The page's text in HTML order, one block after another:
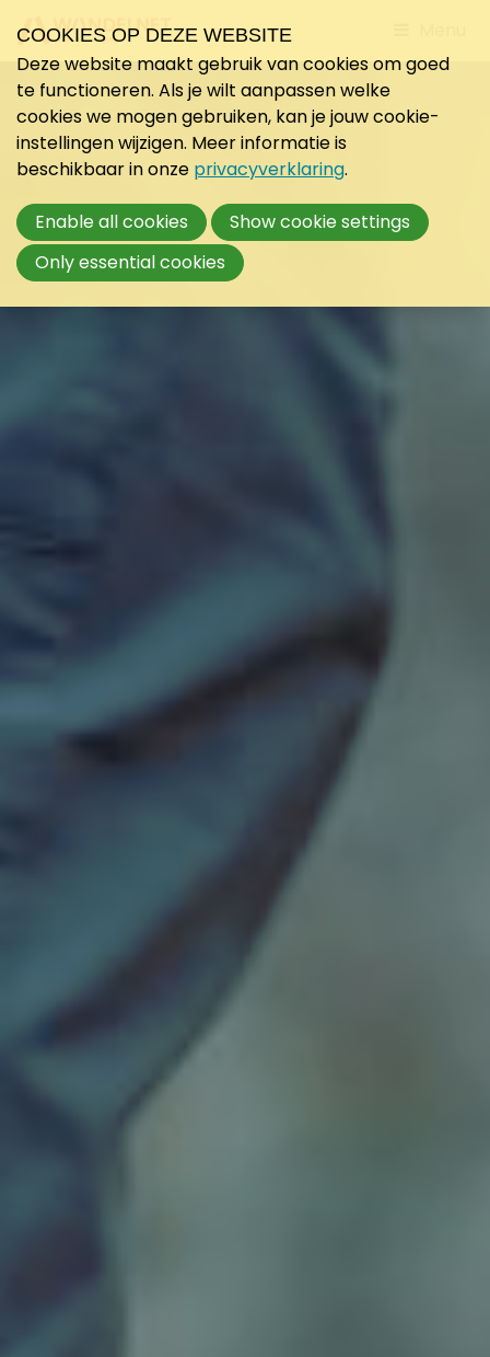
to
COOKIES OP DEZE WEBSITE
Deze website maakt gebruik van cookies om goed
te functioneren. Als je wilt aanpassen welke
cookies we mogen gebruiken, kan je jouw cookie-
instellingen wijzigen. Meer informatie is
beschikbaar in onze privacyverklaring.
Enable all cookies
Show cookie settings
Only essential cookies